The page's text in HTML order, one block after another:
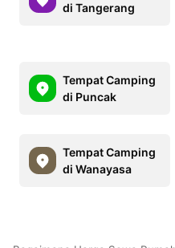
di Tangerang
Tempat Camping
di Puncak
Tempat Camping
di Wanayasa